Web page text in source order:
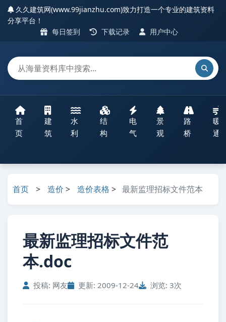
久久建筑网(www.99jianzhu.com)致力打造一个专业的建筑资料
分享平台！
每日签到
下载记录 用户中心
首
页
建
筑
水
利
结
构
电
气
景
观
路
桥
暖
通
首页 > 造价 > 造价表格 > 最新监理招标文件范本
最新监理招标文件范
本.doc
投稿: 网友 更新: 2009-12-24 浏览: 3次